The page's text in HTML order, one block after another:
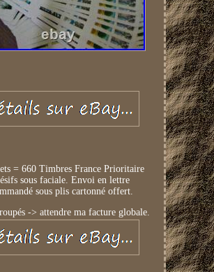
= 660 Timbres France Prioritaire
sous faciale. Envoi en lettre
sous plis cartonné offert.
-> attendre ma facture globale.